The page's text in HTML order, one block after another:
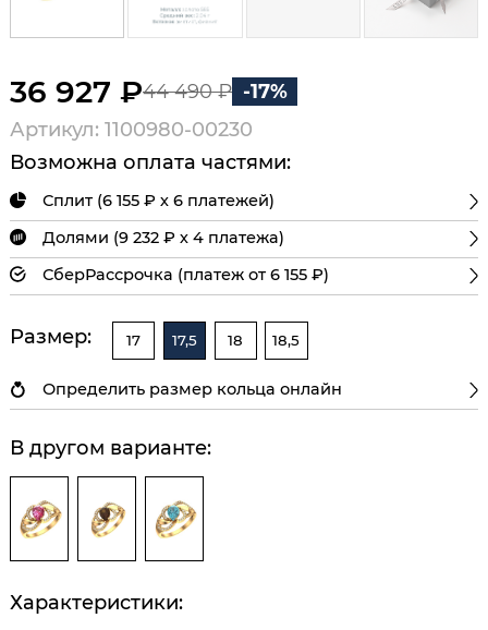
36 927 ₽44 490 ₽ -17%
Артикул: 1100980-00230
Возможна оплата частями:
Сплит (6 155 ₽ х 6 платежей)
Долями (9 232 ₽ х 4 платежа)
СберРассрочка (платеж от 6 155 ₽)
Размер: 17 17,5 18 18,5
Определить размер кольца онлайн
В другом варианте:
Характеристики: